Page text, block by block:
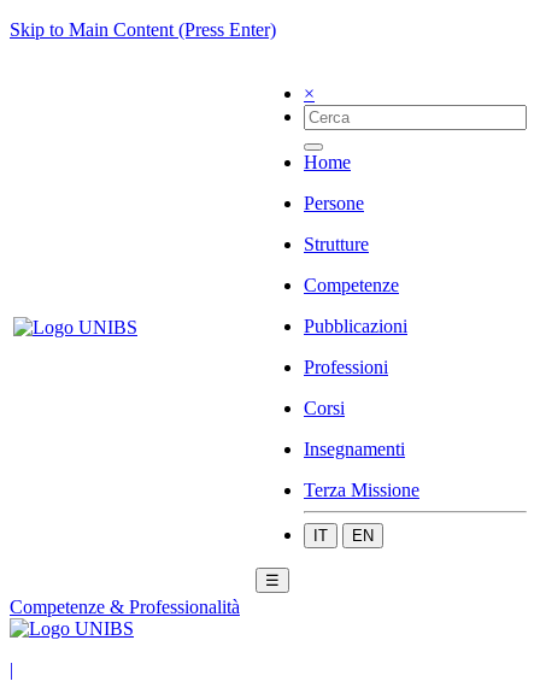
Skip to Main Content (Press Enter)
×
Home
Persone
Strutture
Competenze
Pubblicazioni
Professioni
Corsi
Insegnamenti
Terza Missione
IT EN
☰
Competenze & Professionalità
|